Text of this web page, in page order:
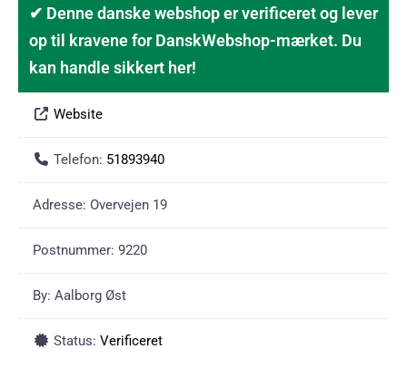
✔ Denne danske webshop er verificeret og lever
op til kravene for DanskWebshop-mærket. Du
kan handle sikkert her!
Website
Telefon: 51893940
Adresse: Overvejen 19
Postnummer: 9220
By: Aalborg Øst
Status: Verificeret